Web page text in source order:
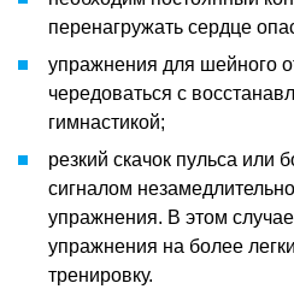
перенагружать сердце
упражнения для шейного
чередоваться с
гимнастикой;
резкий скачок пульса или
сигналом
упражнения. В этом
упражнения на более
тренировку.